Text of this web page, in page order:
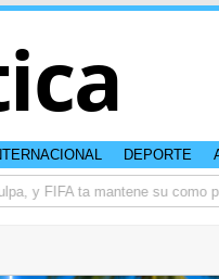
DEPORTE
y FIFA ta mantene su como